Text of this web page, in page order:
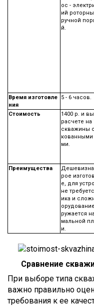
ос -
ий
ручной
й.
Время изготовле
ния
5 - 6 часов.
Стоимость
1400 р. и
расчете на
скважины
кованными
ми.
Преимущества
рое
е, для
не
ика и
ружается
мальной
и.
Сравнение
При выборе типа
важно правильно
требования к ее